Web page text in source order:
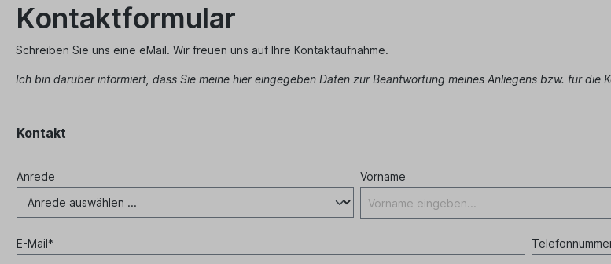
Kontaktformular
Schreiben Sie uns eine eMail. Wir freuen uns auf Ihre Kontaktaufnahme.
Ich bin darüber informiert, dass Sie meine hier eingegeben Daten zur Beantwortung meines Anliegens bzw. für
Kontakt
Anrede Vorname
E-Mail*